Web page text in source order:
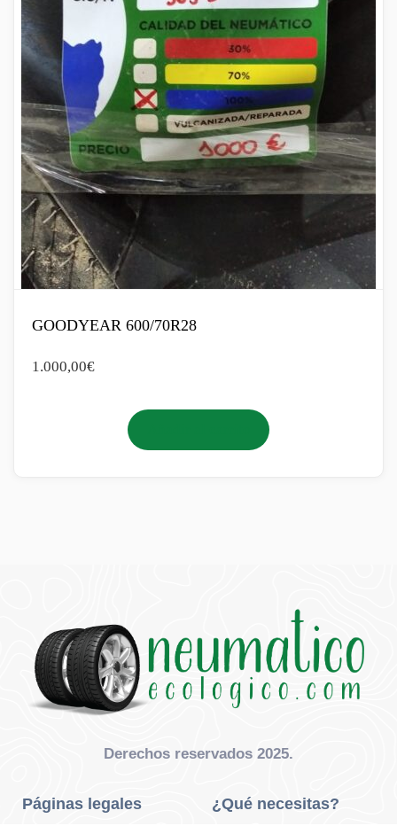
GOODYEAR 600/70R28
1.000,00€
Derechos reservados 2025.
Páginas legales ¿Qué necesitas?